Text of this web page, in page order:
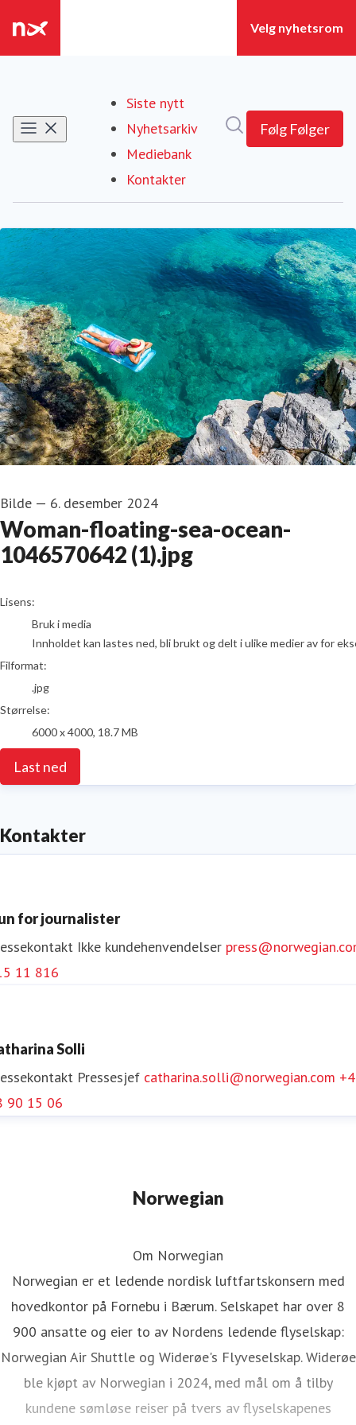
Siste nytt
Nyhetsarkiv
Mediebank
Kontakter
Følg Følger
Bilde — 6. desember 2024
Woman-floating-sea-ocean-
1046570642 (1).jpg
go to media item
Lisens:
Bruk i media
Innholdet kan lastes ned, bli brukt og delt i ulike medier av for
Filformat:
.jpg
Størrelse:
6000 x 4000, 18.7 MB
Last ned
Kontakter
for journalister
Ikke kundehenvendelser
11 816
Solli
Pressesjef catharina.solli@norwegian.com
90 15 06
Norwegian
Om Norwegian
Norwegian er et ledende nordisk luftfartskonsern med
hovedkontor på Fornebu i Bærum. Selskapet har over 8
900 ansatte og eier to av Nordens ledende flyselskap:
Norwegian Air Shuttle og Widerøe's Flyveselskap. Widerøe
ble kjøpt av Norwegian i 2024, med mål om å tilby
kundene sømløse reiser på tvers av flyselskapenes